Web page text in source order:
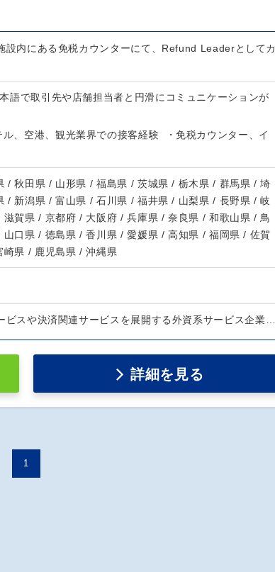
設内にある免税カウンターにて、Refund Leaderとして
語で取引先や店舗担当者と円滑にコミュニケーションが
ル、空港、観光業界での接客経験 ・免税カウンター、イ
/ 秋田県 / 山形県 / 福島県 / 茨城県 / 栃木県 / 群馬県 / 埼
/ 新潟県 / 富山県 / 石川県 / 福井県 / 山梨県 / 長野県 / 岐
賀県 / 京都府 / 大阪府 / 兵庫県 / 奈良県 / 和歌山県 / 鳥
口県 / 徳島県 / 香川県 / 愛媛県 / 高知県 / 福岡県 / 佐賀
県 / 鹿児島県 / 沖縄県
ビスや決済関連サービスを展開する外資系サービス企業
詳細を見る
1